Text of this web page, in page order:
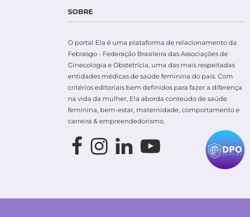
SOBRE
O portal Ela é uma plataforma de relacionamento da
Febrasgo - Federação Brasileira das Associações de
Ginecologia e Obstetrícia, uma das mais respeitadas
entidades médicas de saúde feminina do país. Com
critérios editoriais bem definidos para fazer a diferença
na vida da mulher, Ela aborda conteúdo de saúde
feminina, bem-estar, maternidade, comportamento e
carreira & empreendedorismo.